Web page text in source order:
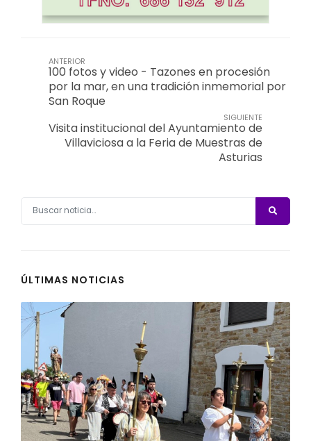
ANTERIOR
100 fotos y video - Tazones en procesión
por la mar, en una tradición inmemorial por
San Roque
SIGUIENTE
Visita institucional del Ayuntamiento de
Villaviciosa a la Feria de Muestras de
Asturias
ÚLTIMAS NOTICIAS